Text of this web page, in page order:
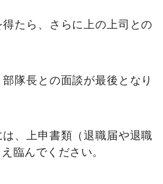
たら、さらに上の上司との
隊長との面談が最後となり
、上申書類（退職届や退職
臨んでください。